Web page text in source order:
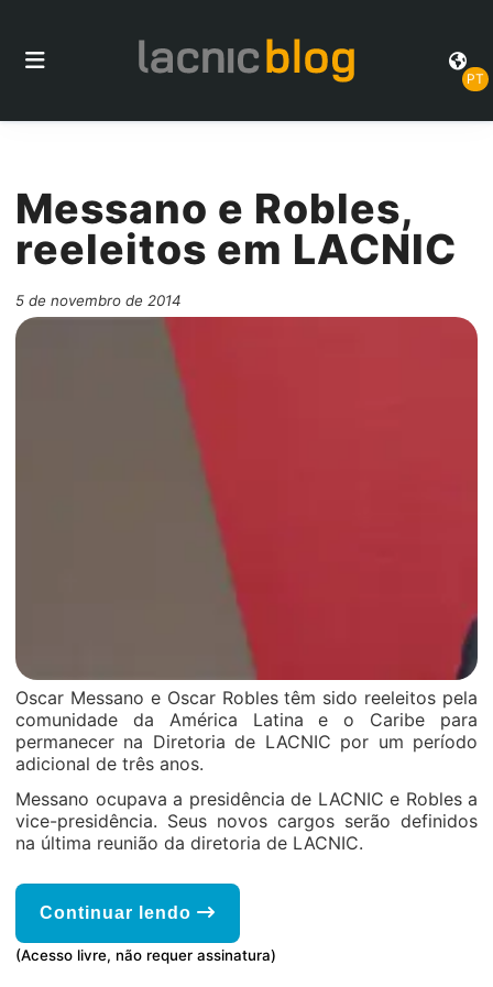
PT
Messano e Robles,
reeleitos em LACNIC
5 de novembro de 2014
Oscar Messano e Oscar Robles têm sido reeleitos pela
comunidade da América Latina e o Caribe para
permanecer na Diretoria de LACNIC por um período
adicional de três anos.
Messano ocupava a presidência de LACNIC e Robles a
vice-presidência. Seus novos cargos serão definidos
na última reunião da diretoria de LACNIC.
Continuar lendo
(Acesso livre, não requer assinatura)